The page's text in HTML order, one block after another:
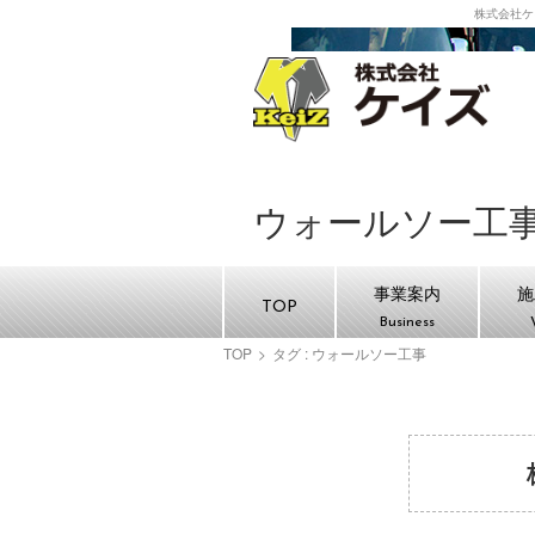
株式会社
株
ウォールソー工
TOP
事業案内
Business
TOP > タグ : ウォールソー工事